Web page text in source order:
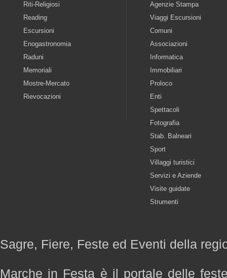
Riti-Religiosi
Reading
Escursioni
Enogastronomia
Raduni
Memoriali
Mostre-Mercato
Rievocazioni
Agenzie Stampa
Viaggi Escursioni
Comuni
Associazioni
Informatica
Immobiliari
Proloco
Enti
Spettacoli
Fotografia
Stab. Balneari
Sport
Villaggi turistici
Servizi e Aziende
Visite guidate
Strumenti
Sagre, Fiere, Feste ed Eventi della
Marche in Festa è il portale delle